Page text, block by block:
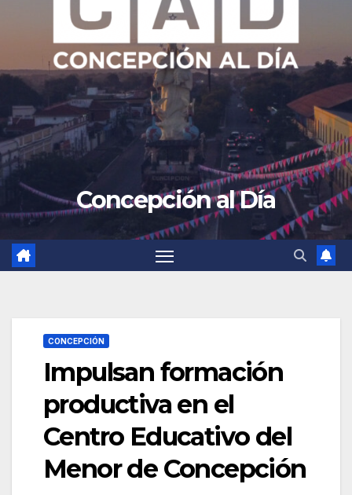
Concepción al Día
CONCEPCIÓN
Impulsan formación
productiva en el
Centro Educativo del
Menor de Concepción